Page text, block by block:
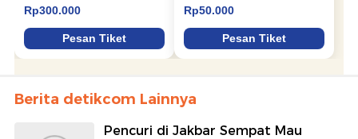
Berita detikcom Lainnya
Pencuri di Jakbar Sempat Mau